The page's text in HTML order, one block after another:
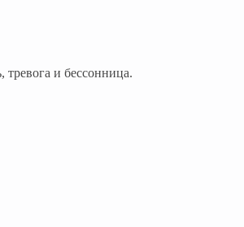
тревога и бессонница.